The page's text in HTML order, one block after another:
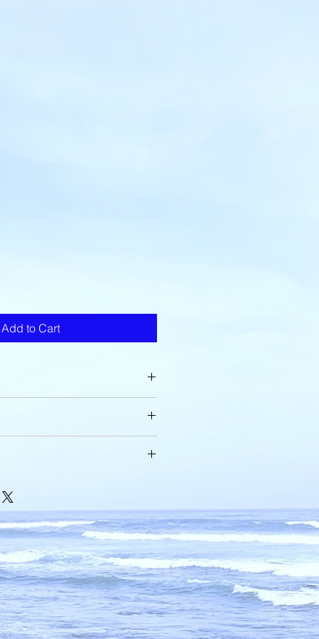
Add to Cart
おすすめのポイントなどを説明
・返金ポリシーと手順を説明し
商品をご購入いただけます。
ださい。配送情報を明確にするこ
得し、安心して商品をご購入い